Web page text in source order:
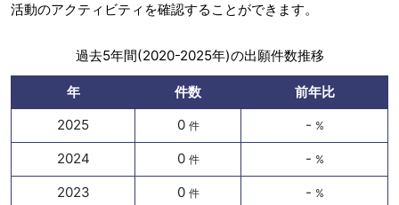
活動のアクティビティを確認することができます。
過去5年間(2020-2025年)の出願件数推移
年 件数
前年比
2025
0 件 - %
2024 0 件 - %
2023 0 件 - %